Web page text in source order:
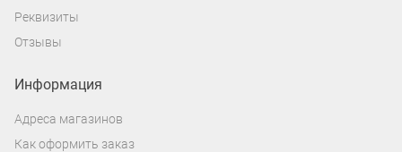
Реквизиты
Отзывы
Информация
Адреса магазинов
Как оформить заказ